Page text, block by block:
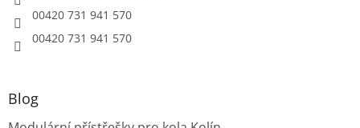
00420 731 941 570
00420 731 941 570
Blog